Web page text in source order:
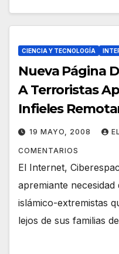
CIENCIA Y TECNOLOGÍA
Nueva Página
A Terroristas
Infieles
19 MAYO, 2008
COMENTARIOS
El Internet,
apremiante
islámico-extremistas
lejos de sus familias